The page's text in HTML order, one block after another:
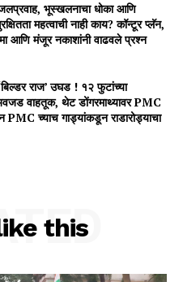
भूस्खलनाचा धोका आणि
महत्वाची नाही काय? कॉन्टूर प्लॅन,
आणि मंजूर नकाशांनी वाढवले प्रश्न
राज’ उघड ! १२ फुटांच्या
वाहतूक, थेट डोंगरमाथ्यावर PMC
PMC च्याच गाड्यांकडून राडारोड्याचा
this